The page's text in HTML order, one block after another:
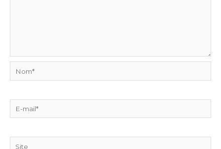
Nom*
E-
mail*
Site